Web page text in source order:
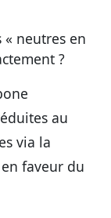
neutres en
?
au
via la
faveur du